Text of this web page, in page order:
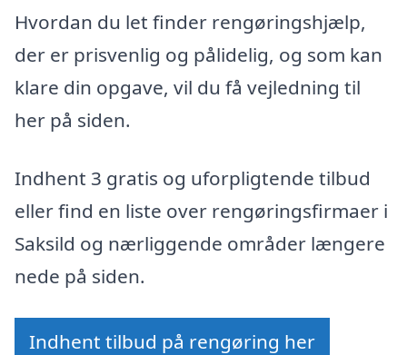
Hvordan du let finder rengøringshjælp,
der er prisvenlig og pålidelig, og som kan
klare din opgave, vil du få vejledning til
her på siden.
Indhent 3 gratis og uforpligtende tilbud
eller find en liste over rengøringsfirmaer i
Saksild og nærliggende områder længere
nede på siden.
Indhent tilbud på rengøring her